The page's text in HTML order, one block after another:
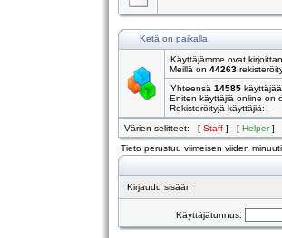
Ketä on paikalla
Käyttäjämme ovat
Meillä on 44263
Yhteensä 14585
Eniten käyttäjiä online on
Rekisteröityjä käyttäjiä: -
Värien selitteet: [ Staff ] [ Helper]
Tieto perustuu viimeisen viiden
Kirjaudu sisään
Käyttäjätunnus: